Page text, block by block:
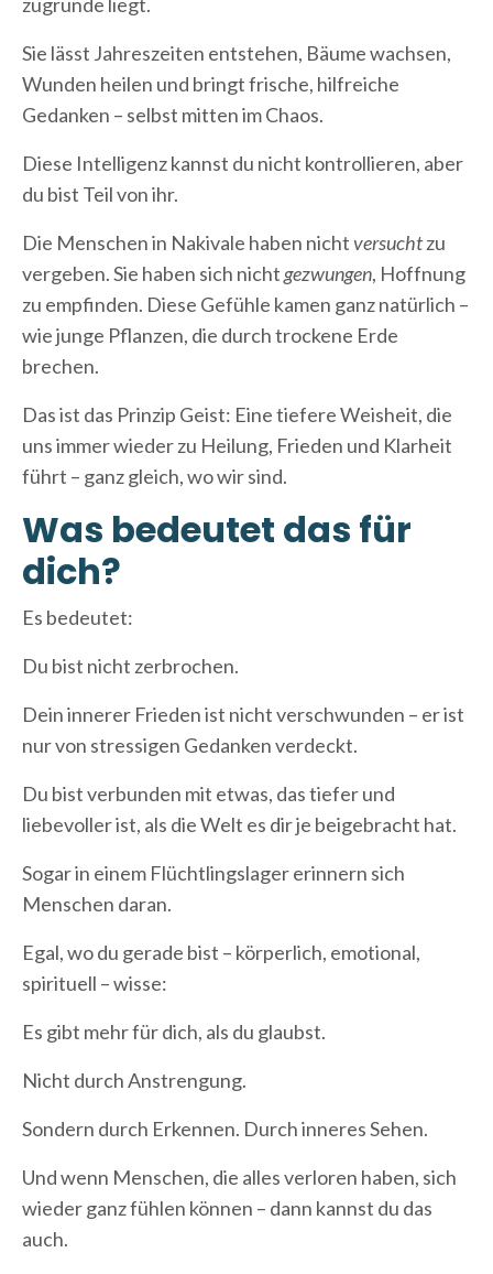
Sie lässt Jahreszeiten entstehen, Bäume wachsen,
Wunden heilen und bringt frische, hilfreiche
Gedanken – selbst mitten im Chaos.
Diese Intelligenz kannst du nicht kontrollieren, aber
du bist Teil von ihr.
Die Menschen in Nakivale haben nichtversuchtzu
vergeben. Sie haben sich nichtgezwungen, Hoffnung
zu empfinden. Diese Gefühle kamen ganz natürlich –
wie junge Pflanzen, die durch trockene Erde
brechen.
Das ist das Prinzip Geist: Eine tiefere Weisheit, die
uns immer wieder zu Heilung, Frieden und Klarheit
führt – ganz gleich, wo wir sind.
Was bedeutet das für
dich?
Es bedeutet:
Du bist nicht zerbrochen.
Dein innerer Frieden ist nicht verschwunden – er ist
nur von stressigen Gedanken verdeckt.
Du bist verbunden mit etwas, das tiefer und
liebevoller ist, als die Welt es dir je beigebracht hat.
Sogar in einem Flüchtlingslager erinnern sich
Menschen daran.
Egal, wo du gerade bist – körperlich, emotional,
spirituell – wisse:
Es gibt mehr für dich, als du glaubst.
Nicht durch Anstrengung.
Sondern durch Erkennen. Durch inneres Sehen.
Und wenn Menschen, die alles verloren haben, sich
wieder ganz fühlen können – dann kannst du das
auch.